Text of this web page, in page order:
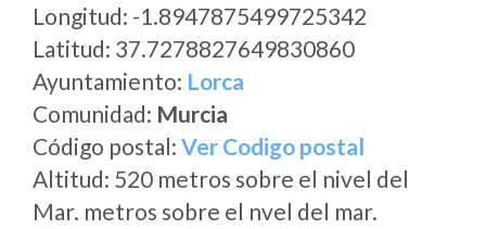
Longitud: -1.8947875499725342
Latitud: 37.7278827649830860
Ayuntamiento: Lorca
Comunidad: Murcia
Código postal: Ver Codigo postal
Altitud: 520 metros sobre el nivel del
Mar. metros sobre el nvel del mar.